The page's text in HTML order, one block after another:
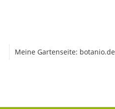
Meine Gartenseite: botanio.de